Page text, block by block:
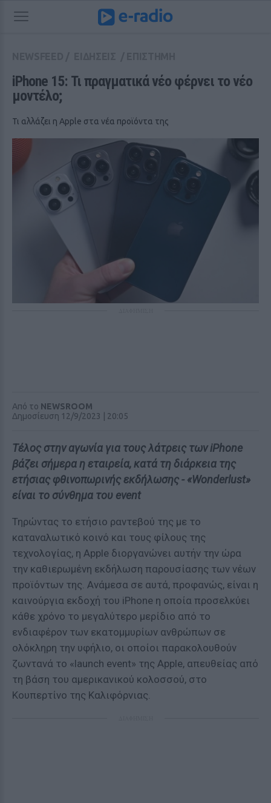
iPhone 15: Τι πραγματικά νέο φέρνει το νέο
μοντέλο;
Τι αλλάζει η Apple στα νέα προϊόντα της
Από το NEWSROOM
Δημοσίευση 12/9/2023 | 20:05
Τέλος στην αγωνία για τους λάτρεις των iPhone
βάζει σήμερα η εταιρεία, κατά τη διάρκεια της
ετήσιας φθινοπωρινής εκδήλωσης - «Wonderlust»
είναι το σύνθημα του event
Τηρώντας το ετήσιο ραντεβού της με το
καταναλωτικό κοινό και τους φίλους της
τεχνολογίας, η Apple διοργανώνει αυτήν την ώρα
την καθιερωμένη εκδήλωση παρουσίασης των νέων
προϊόντων της. Ανάμεσα σε αυτά, προφανώς, είναι η
καινούργια εκδοχή του iPhone η οποία προσελκύει
κάθε χρόνο το μεγαλύτερο μερίδιο από το
ενδιαφέρον των εκατομμυρίων ανθρώπων σε
ολόκληρη την υφήλιο, οι οποίοι παρακολουθούν
ζωντανά το «launch event» της Apple, απευθείας από
τη βάση του αμερικανικού κολοσσού, στο
Κουπερτίνο της Καλιφόρνιας.